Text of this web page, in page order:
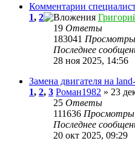
Комментарии
1, 2
19 Ответы
183041 Просмотры
Последнее
28 ноя 2025, 14:56
Замена двигателя на
1, 2, 3 Роман1982 » 23
25 Ответы
111636 Просмотры
Последнее
20 окт 2025, 09:29